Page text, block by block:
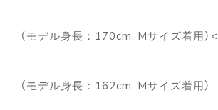
（モデル身長：170cm, Mサイズ着用）<
（モデル身長：162cm, Mサイズ着用）